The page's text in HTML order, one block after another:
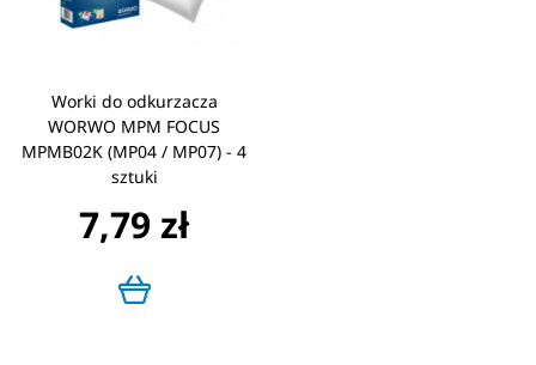
Worki do odkurzacza
WORWO MPM FOCUS
MPMB02K (MP04 / MP07) - 4
sztuki
7,79 zł